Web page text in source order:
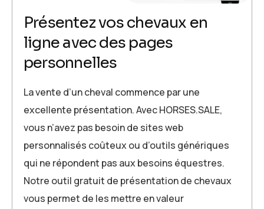
Présentez vos chevaux en
ligne avec des pages
personnelles
La vente d’un cheval commence par une
excellente présentation. Avec HORSES.SALE,
vous n’avez pas besoin de sites web
personnalisés coûteux ou d’outils génériques
qui ne répondent pas aux besoins équestres.
Notre outil gratuit de présentation de chevaux
vous permet de les mettre en valeur